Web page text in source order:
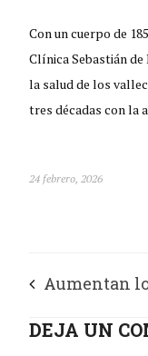
Con un cuerpo de
Clínica Sebastián
la salud de los
tres décadas con la
24 febrero, 2026
Aumentan
diagnósticos
DEJA UN